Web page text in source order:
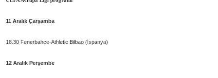
11 Aralık Çarşamba
18.30 Fenerbahçe-Athletic Bilbao (İspanya)
12 Aralık Perşembe